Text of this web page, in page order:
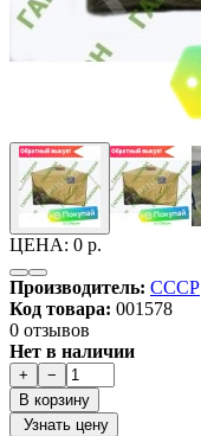
ЦЕНА: 0 р.
Производитель: СССР
Код товара: 001578
0 отзывов
Нет в наличии
+
−
В корзину
Узнать цену